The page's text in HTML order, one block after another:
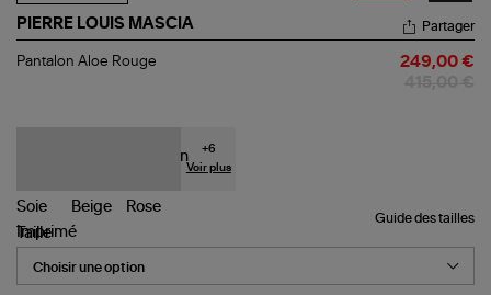
PIERRE LOUIS MASCIA
Pantalon
Partager
Pantalon Aloe Rouge 249,00 €
+6
Voir plus
Guide des tailles
Taille